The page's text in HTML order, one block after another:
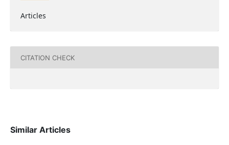
Articles
CITATION CHECK
Similar Articles